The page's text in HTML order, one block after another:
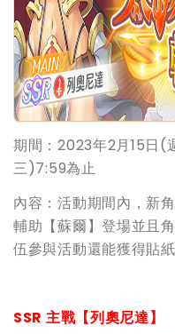
期間：2023年2月15日(
三)7:59為止
內容：活動期間內，新
輔助【蘇爾】登場並且
伍參與活動還能獲得貼紙
SSR 主戰【列奧尼達】